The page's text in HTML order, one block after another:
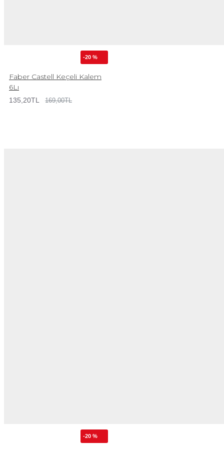
-20 %
Faber Castell Keçeli Kalem
6Lı
135,20TL 169,00TL
-20 %